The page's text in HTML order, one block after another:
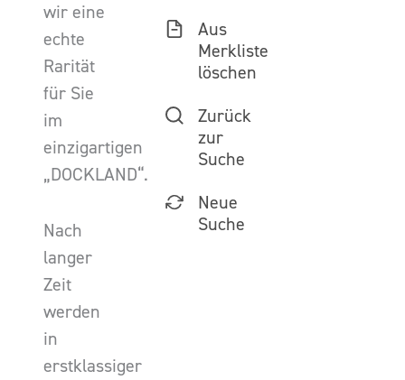
wir eine
echte
Rarität
für Sie
im
einzigartigen
„DOCKLAND“.
Nach
langer
Zeit
werden
in
erstklassiger
Aus
Merkliste
löschen
Zurück
zur
Suche
Neue
Suche